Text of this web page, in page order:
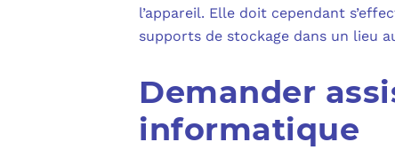
l’appareil. Elle doit cependant
supports de stockage dans un lieu
Demander
informatique